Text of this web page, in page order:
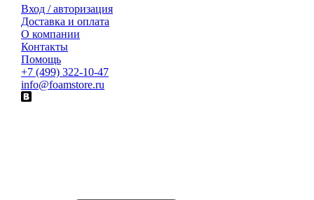
Вход / авторизация
Доставка и оплата
О компании
Контакты
Помощь
+7 (499) 322-10-47
info@foamstore.ru